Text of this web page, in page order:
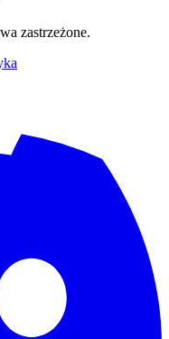
zastrzeżone.